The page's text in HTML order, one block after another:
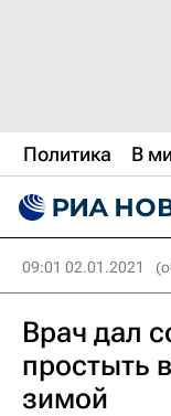
Политика В
09:01 02.01.2021
Врач дал
простыть
зимой